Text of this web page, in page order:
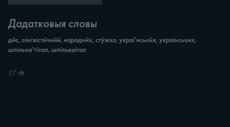
Дадатковыя словы
дйс, лінгвістйчнйй, народнйх, стўжка, украі'нськйх, украінських,
шпілька'<італ, шпількаітал
57 👁